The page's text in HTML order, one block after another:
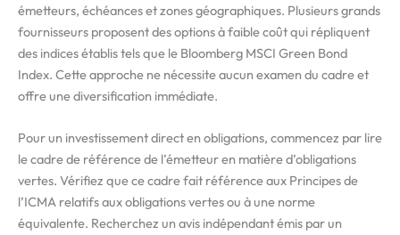
émetteurs, échéances et zones géographiques. Plusieurs grands
fournisseurs proposent des options à faible coût qui répliquent
des indices établis tels que le Bloomberg MSCI Green Bond
Index. Cette approche ne nécessite aucun examen du cadre et
offre une diversification immédiate.
Pour un investissement direct en obligations, commencez par lire
le cadre de référence de l’émetteur en matière d’obligations
vertes. Vérifiez que ce cadre fait référence aux Principes de
l’ICMA relatifs aux obligations vertes ou à une norme
équivalente. Recherchez un avis indépendant émis par un